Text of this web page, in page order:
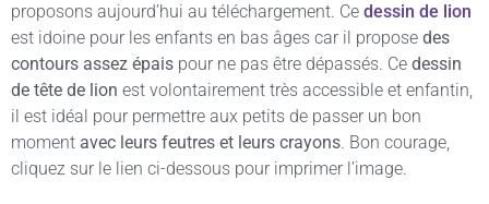
proposons aujourd’hui au téléchargement. Ce dessin de lion
est idoine pour les enfants en bas âges car il propose des
contours assez épais pour ne pas être dépassés. Ce dessin
de tête de lion est volontairement très accessible et enfantin,
il est idéal pour permettre aux petits de passer un bon
moment avec leurs feutres et leurs crayons. Bon courage,
cliquez sur le lien ci-dessous pour imprimer l’image.